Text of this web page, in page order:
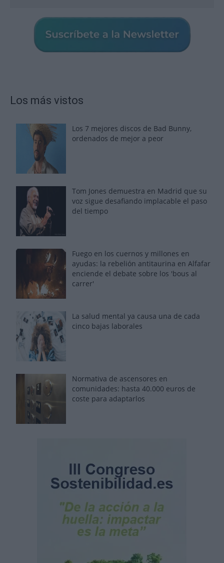
Los más vistos
Los 7 mejores discos de Bad Bunny,
ordenados de mejor a peor
Tom Jones demuestra en Madrid que su
voz sigue desafiando implacable el paso
del tiempo
Fuego en los cuernos y millones en
ayudas: la rebelión antitaurina en Alfafar
enciende el debate sobre los 'bous al
carrer'
La salud mental ya causa una de cada
cinco bajas laborales
Normativa de ascensores en
comunidades: hasta 40.000 euros de
coste para adaptarlos